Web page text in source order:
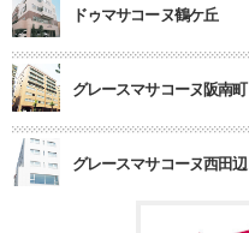
ドゥマサコーヌ鶴ケ丘
グレースマサコーヌ阪南町
グレースマサコーヌ西田辺